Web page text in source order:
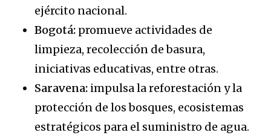
ejército nacional.
Bogotá: promueve actividades de
limpieza, recolección de basura,
iniciativas educativas, entre otras.
Saravena: impulsa la reforestación y la
protección de los bosques, ecosistemas
estratégicos para el suministro de agua.